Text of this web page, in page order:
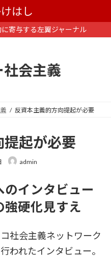
寄与する左翼ジャーナル
会主義
反資本主義的方向提起が必要
起が必要
admin
インタビュー
硬化見すえ
社会主義ネットワーク
われたインタビュー。